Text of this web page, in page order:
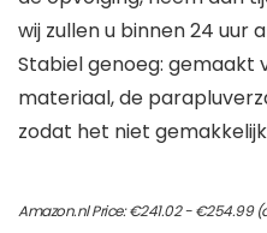
wij zullen u binnen 24 uur
Stabiel genoeg: gemaakt
materiaal, de
zodat het niet
Amazon.nl Price:€241.02 - €254.99